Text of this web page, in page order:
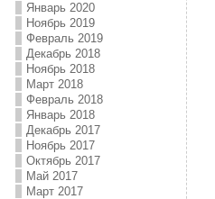
Январь 2020
Ноябрь 2019
Февраль 2019
Декабрь 2018
Ноябрь 2018
Март 2018
Февраль 2018
Январь 2018
Декабрь 2017
Ноябрь 2017
Октябрь 2017
Май 2017
Март 2017